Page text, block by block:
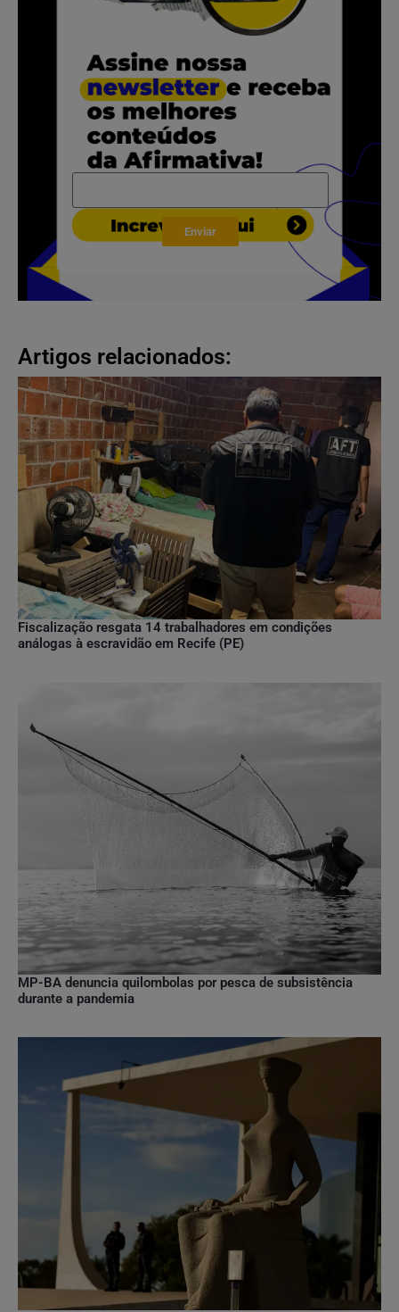
Enviar
Artigos relacionados:
Fiscalização resgata 14 trabalhadores em condições
análogas à escravidão em Recife (PE)
MP-BA denuncia quilombolas por pesca de subsistência
durante a pandemia